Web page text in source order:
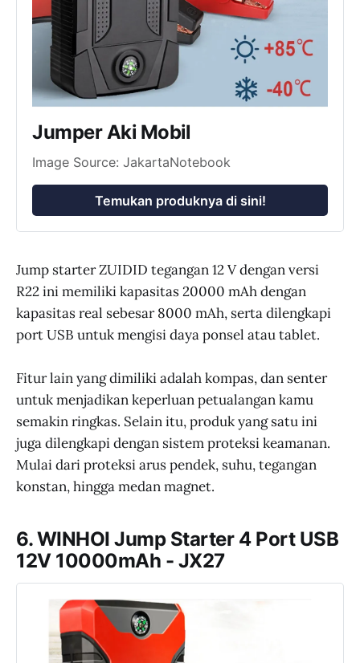
Jumper Aki Mobil
Image Source: JakartaNotebook
Temukan produknya di sini!
Jump starter ZUIDID tegangan 12 V dengan versi
R22 ini memiliki kapasitas 20000 mAh dengan
kapasitas real sebesar 8000 mAh, serta dilengkapi
port USB untuk mengisi daya ponsel atau tablet.
Fitur lain yang dimiliki adalah kompas, dan senter
untuk menjadikan keperluan petualangan kamu
semakin ringkas. Selain itu, produk yang satu ini
juga dilengkapi dengan sistem proteksi keamanan.
Mulai dari proteksi arus pendek, suhu, tegangan
konstan, hingga medan magnet.
6. WINHOI Jump Starter 4 Port USB
12V 10000mAh - JX27